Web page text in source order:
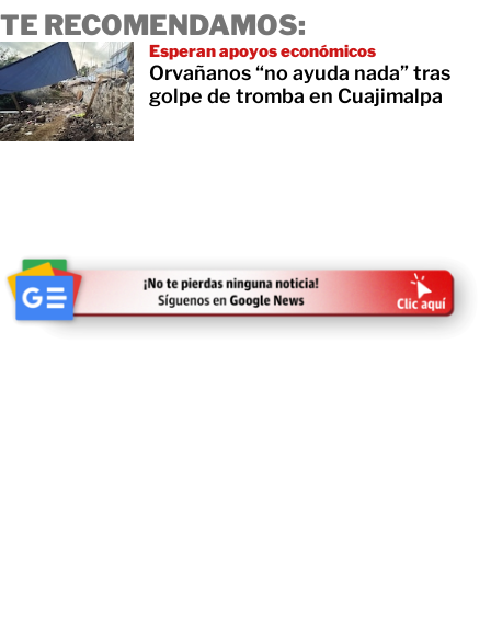
TE RECOMENDAMOS:
Esperan apoyos económicos
Orvañanos “no ayuda nada” tras
golpe de tromba en Cuajimalpa